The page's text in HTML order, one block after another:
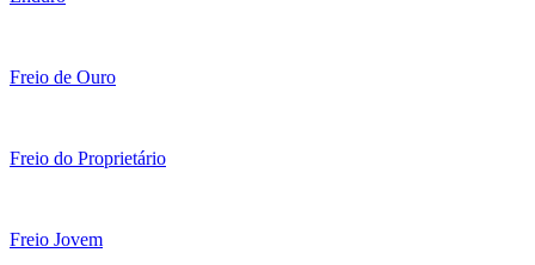
Freio de Ouro
Freio do Proprietário
Freio Jovem